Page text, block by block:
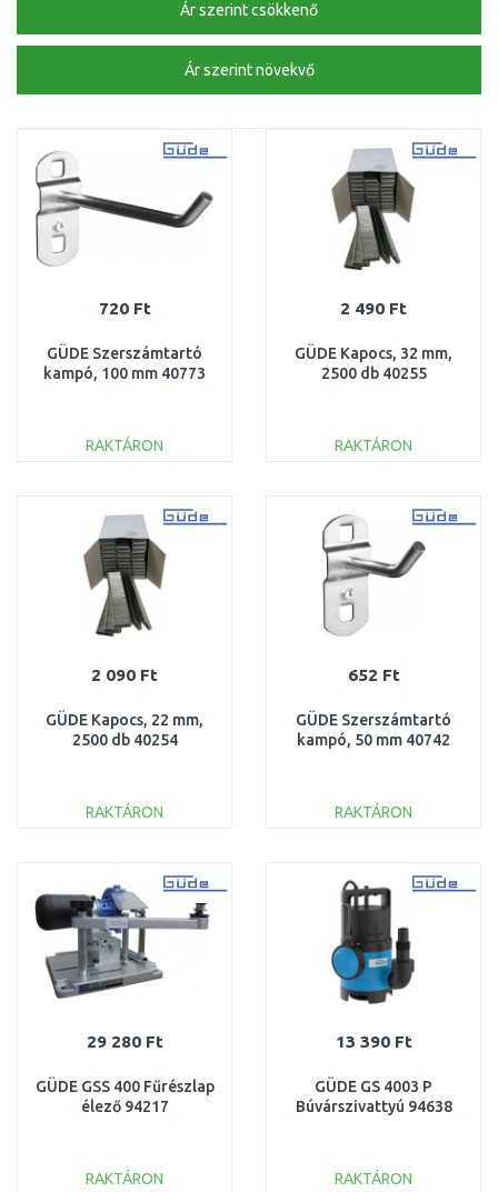
Ár szerint csökkenő
Ár szerint növekvő
720 Ft
GÜDE Szerszámtartó
kampó, 100 mm 40773
RAKTÁRON
Összehasonlítás
2 490 Ft
GÜDE Kapocs, 32 mm,
2500 db 40255
RAKTÁRON
Összehasonlítás
2 090 Ft
GÜDE Kapocs, 22 mm,
2500 db 40254
RAKTÁRON
Összehasonlítás
652 Ft
GÜDE Szerszámtartó
kampó, 50 mm 40742
RAKTÁRON
Összehasonlítás
29 280 Ft
GÜDE GSS 400 Fűrészlap
élező 94217
RAKTÁRON
13 390 Ft
GÜDE GS 4003 P
Búvárszivattyú 94638
RAKTÁRON